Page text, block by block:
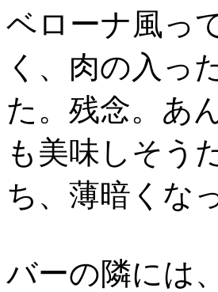
ベローナ風っ
く、肉の入っ
た。残念。あ
も美味しそう
ち、薄暗くな
バーの隣には